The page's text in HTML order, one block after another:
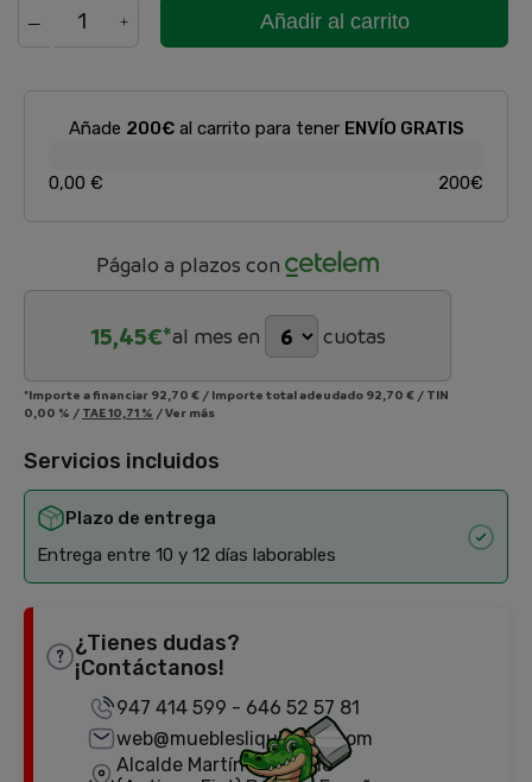
Añadir al carrito
Añade 200€al carrito para tener ENVÍO GRATIS
0,00 € 200€
Págalo a plazos con
15,45€*al mes en cuotas
*Importe a financiar 92,70 € / Importe total adeudado 92,70 € / TIN
0,00 % / TAE10,71 % /Ver más
Servicios incluidos
Plazo de entrega
Entrega entre 10 y 12 días laborables
¿Tienes dudas?
¡Contáctanos!
947 414 599 - 646 52 57 81
web@mueblesliquidator.com
Alcalde Martín Cobos, 18